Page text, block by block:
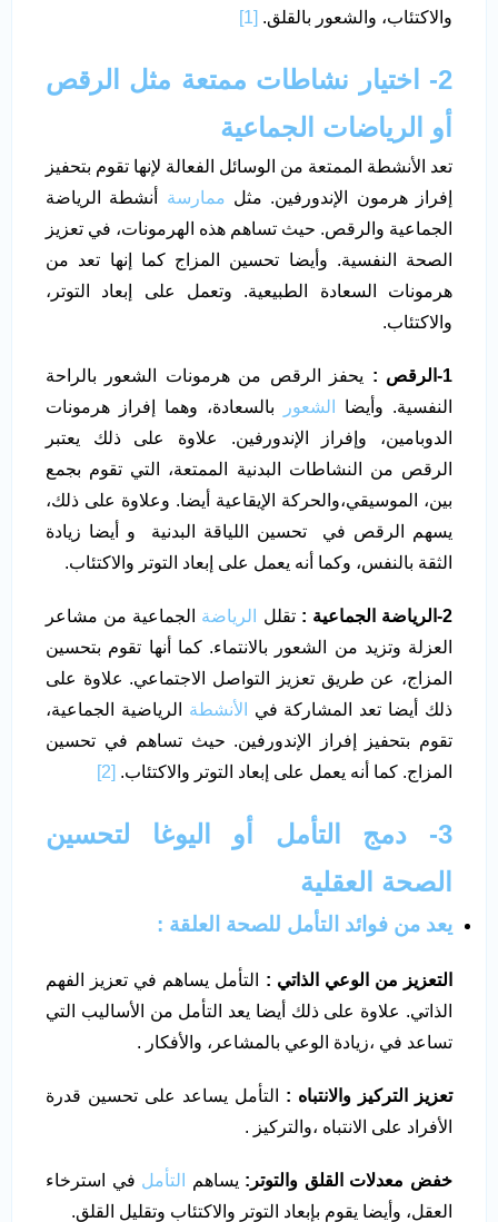
والاكتئاب، والشعور بالقلق. [1]
2- اختيار نشاطات ممتعة مثل الرقص
أو الرياضات الجماعية
تعد الأنشطة الممتعة من الوسائل الفعالة لإنها تقوم بتحفيز
إفراز هرمون الإندورفين. مثل ممارسة أنشطة الرياضة
الجماعية والرقص. حيث تساهم هذه الهرمونات، في تعزيز
الصحة النفسية. وأيضا تحسين المزاج كما إنها تعد من
هرمونات السعادة الطبيعية. وتعمل على إبعاد التوتر،
والاكتئاب.
1-الرقص :
يحفز الرقص من هرمونات الشعور بالراحة
النفسية. وأيضا
الشعور
بالسعادة، وهما إفراز هرمونات
الدوبامين، وإفراز الإندورفين. علاوة على ذلك يعتبر
الرقص من النشاطات البدنية الممتعة، التي تقوم بجمع
بين، الموسيقي،والحركة الإيقاعية أيضا. وعلاوة على ذلك،
يسهم الرقص في تحسين اللياقة البدنية و أيضا زيادة
الثقة بالنفس، وكما أنه يعمل على إبعاد التوتر والاكتئاب.
2-الرياضة الجماعية : تقلل الرياضة الجماعية من مشاعر
العزلة وتزيد من الشعور بالانتماء. كما أنها تقوم بتحسين
المزاج، عن طريق تعزيز التواصل الاجتماعي. علاوة على
ذلك أيضا تعد المشاركة في
الأنشطة الرياضية الجماعية،
تقوم بتحفيز إفراز الإندورفين. حيث تساهم في تحسين
المزاج. كما أنه يعمل على إبعاد التوتر والاكتئاب. [2]
3- دمج التأمل أو اليوغا لتحسين
الصحة العقلية
يعد من فوائد التأمل للصحة العلقة :
التعزيز من الوعي الذاتي : التأمل يساهم في تعزيز الفهم
الذاتي. علاوة على ذلك أيضا يعد التأمل من الأساليب التي
تساعد في ،زيادة الوعي بالمشاعر، والأفكار .
تعزيز التركيز والانتباه : التأمل يساعد على تحسين قدرة
الأفراد على الانتباه ،والتركيز .
خفض معدلات القلق والتوتر: يساهم التأمل في استرخاء
العقل، وأيضا يقوم بإبعاد التوتر والاكتئاب وتقليل القلق.